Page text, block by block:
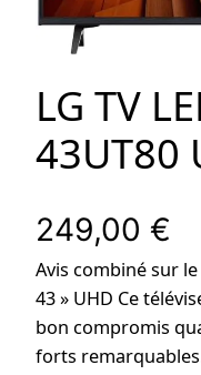
LG TV
43UT80
249,00 €
Avis combiné sur le
43 » UHD Ce
bon compromis
forts